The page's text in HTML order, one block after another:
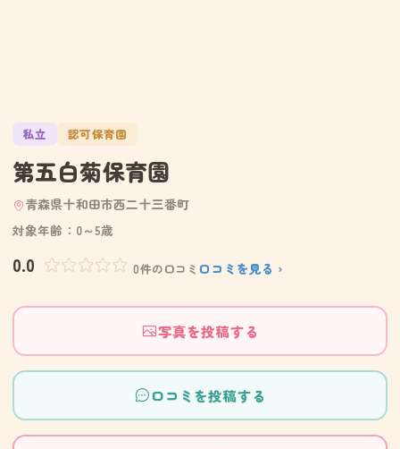
私立 認可保育園
第五白菊保育園
青森県十和田市西二十三番町
対象年齢：0～5歳
0.0 0件の口コミ 口コミを見る ›
写真を投稿する
口コミを投稿する